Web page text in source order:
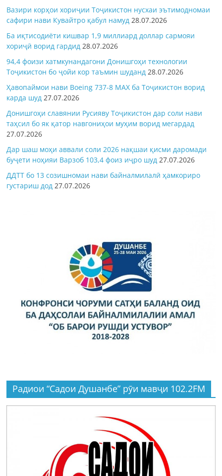
Вазири корҳои хориҷии Тоҷикистон нусхаи эътимодномаи
сафири нави Кувайтро қабул намуд 28.07.2026
Ба иқтисодиёти кишвар 1,9 миллиард доллар сармояи
хориҷӣ ворид гардид 28.07.2026
94,4 фоизи хатмкунандагони Донишгоҳи технологии
Тоҷикистон бо ҷойи кор таъмин шуданд 28.07.2026
Ҳавопаймои нави Boeing 737-8 MAX ба Тоҷикистон ворид
карда шуд 27.07.2026
Донишгоҳи славянии Русияву Тоҷикистон дар соли нави
таҳсил бо як қатор навгониҳои муҳим ворид мегардад
27.07.2026
Дар шаш моҳи аввали соли 2026 нақшаи қисми даромади
буҷети ноҳияи Варзоб 103,4 фоиз иҷро шуд 27.07.2026
ДДТТ бо 13 созишномаи нави байналмилалӣ ҳамкориро
густариш дод 27.07.2026
Радиои “Садои Душанбе” рӯи мавҷи 102.2FM